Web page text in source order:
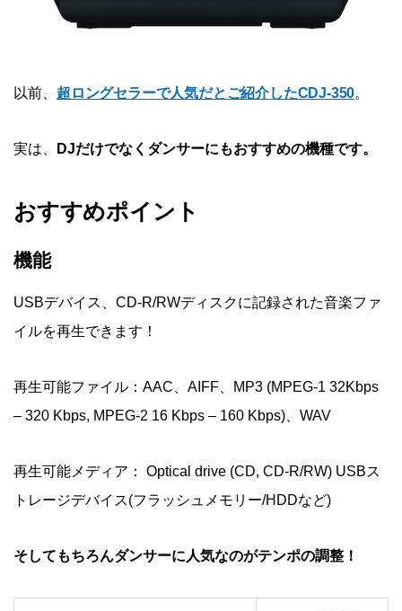
以前、 超ロングセラーで人気だとご紹介したCDJ-350。
実は、 DJだけでなくダンサーにもおすすめの機種です。
おすすめポイント
機能
USBデバイス、CD-R/RWディスクに記録された音楽ファ
イルを再生できます！
再生可能ファイル：AAC、AIFF、MP3 (MPEG-1 32Kbps
– 320 Kbps, MPEG-2 16 Kbps – 160 Kbps)、WAV
再生可能メディア： Optical drive (CD, CD-R/RW) USBス
トレージデバイス(フラッシュメモリー/HDDなど)
そしてもちろんダンサーに人気なのがテンポの調整！